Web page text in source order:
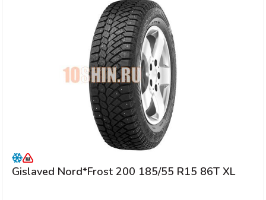
Gislaved Nord*Frost 200 185/55 R15 86T XL